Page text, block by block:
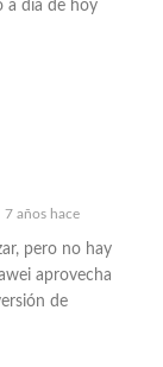
a día de hoy
7 años hace
pero no hay
aprovecha
de